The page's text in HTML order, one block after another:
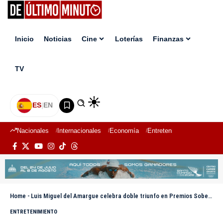
Inicio Noticias Cine Loterías Finanzas
TV
ES|EN
Nacionales Internacionales Economía Entretenimiento
Home - Luis Miguel del Amargue celebra doble triunfo en Premios Soberano 2025: «Es todo por lo que he trabajado»
ENTRETENIMIENTO